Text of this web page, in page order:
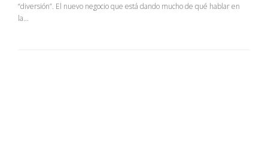
“diversión”. El nuevo negocio que está dando mucho de qué hablar en
la...